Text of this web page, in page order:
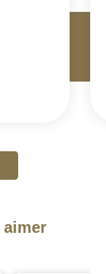
aimer